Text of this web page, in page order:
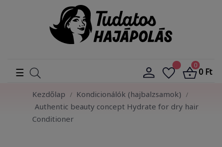
0
0 Ft
Toggle
navigation
☰
Kezdőlap
Kondicionálók (hajbalzsamok)
Authentic beauty concept Hydrate for dry hair
Conditioner